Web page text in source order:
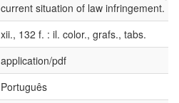
current situation of law infringement.
xii., 132 f. : il. color., grafs., tabs.
application/pdf
Português